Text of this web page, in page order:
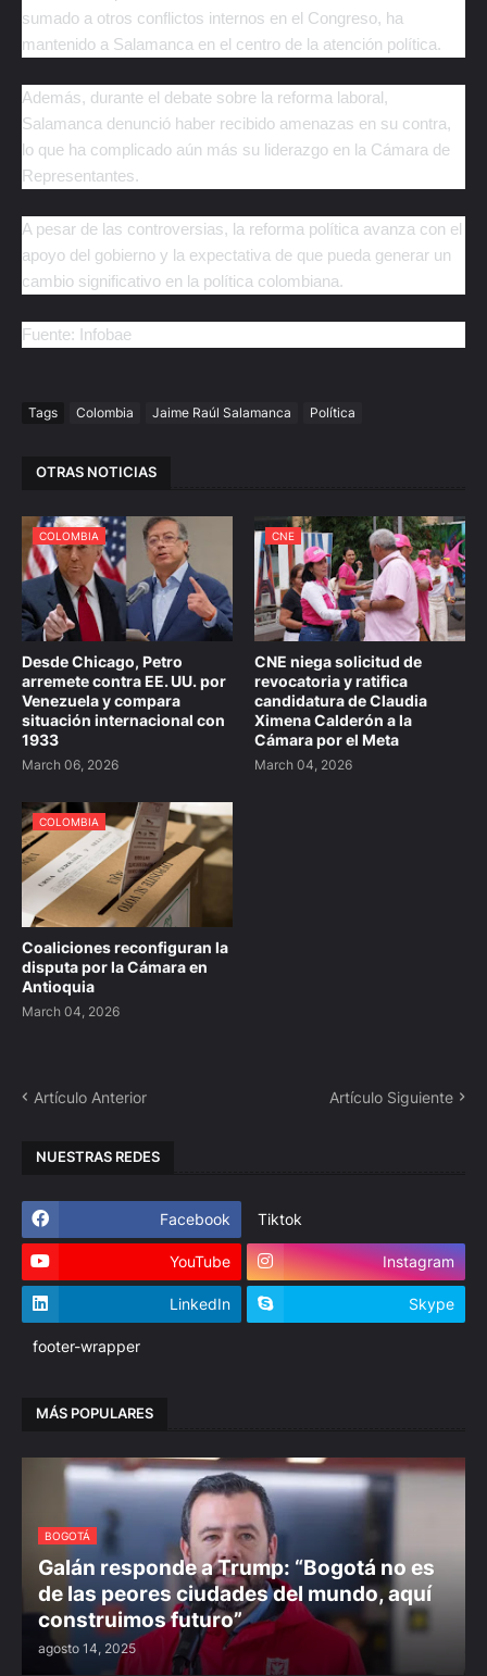
sumado a otros conflictos internos en el Congreso, ha
mantenido a Salamanca en el centro de la atención política.
Además, durante el debate sobre la reforma laboral,
Salamanca denunció haber recibido amenazas en su contra,
lo que ha complicado aún más su liderazgo en la Cámara de
Representantes.
A pesar de las controversias, la reforma política avanza con el
apoyo del gobierno y la expectativa de que pueda generar un
cambio significativo en la política colombiana.
Fuente: Infobae
Tags Colombia Jaime Raúl Salamanca Política
OTRAS NOTICIAS
COLOMBIA
Desde Chicago, Petro
arremete contra EE. UU. por
Venezuela y compara
situación internacional con
1933
March 06, 2026
CNE
CNE niega solicitud de
revocatoria y ratifica
candidatura de Claudia
Ximena Calderón a la
Cámara por el Meta
March 04, 2026
COLOMBIA
Coaliciones reconfiguran la
disputa por la Cámara en
Antioquia
March 04, 2026
Artículo Anterior Artículo Siguiente
NUESTRAS REDES
Facebook Tiktok
YouTube Instagram
LinkedIn Skype
footer-wrapper
MÁS POPULARES
BOGOTÁ
Galán responde a Trump: “Bogotá no es
de las peores ciudades del mundo, aquí
construimos futuro”
agosto 14, 2025